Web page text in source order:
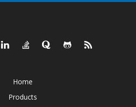
Home
Products